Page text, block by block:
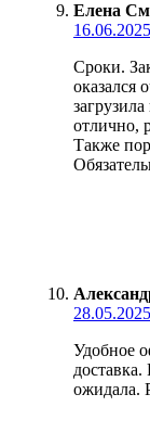
Елена
16.06.2025
Сроки.
оказался
отлично,
Также
28.05.2025
Удобное
ожидала.